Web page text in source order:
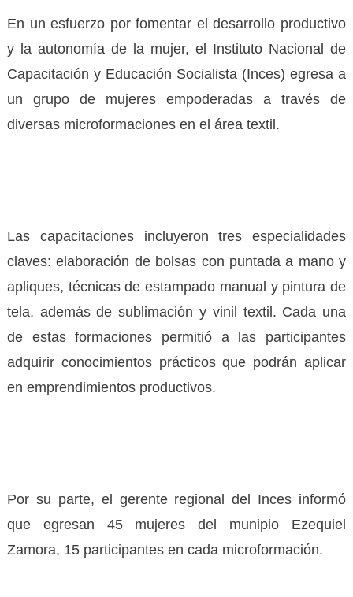
En un esfuerzo por fomentar el desarrollo productivo
y la autonomía de la mujer, el Instituto Nacional de
Capacitación y Educación Socialista (Inces) egresa a
un grupo de mujeres empoderadas a través de
diversas microformaciones en el área textil.
Las capacitaciones incluyeron tres especialidades
claves: elaboración de bolsas con puntada a mano y
apliques, técnicas de estampado manual y pintura de
tela, además de sublimación y vinil textil. Cada una
de estas formaciones permitió a las participantes
adquirir conocimientos prácticos que podrán aplicar
en emprendimientos productivos.
Por su parte, el gerente regional del Inces informó
que egresan 45 mujeres del munipio Ezequiel
Zamora, 15 participantes en cada microformación.